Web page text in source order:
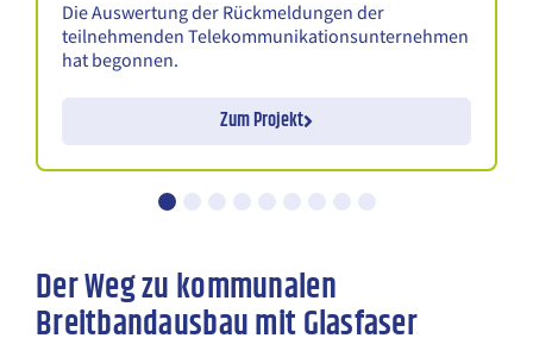
Die Auswertung der Rückmeldungen der
teilnehmenden Telekommunikationsunternehmen
hat begonnen.
Zum Projekt
Der Weg zu kommunalen
Breitbandausbau mit Glasfaser